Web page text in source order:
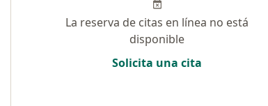
La reserva de citas en línea no está
disponible
Solicita una cita